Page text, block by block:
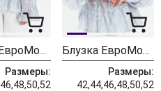
Блузка ЕвроМода 745 дымчато-голубой
Размеры:
Блузка ЕвроМода 759 дымчато-голубой
Размеры:
42,44,46,48,50,52